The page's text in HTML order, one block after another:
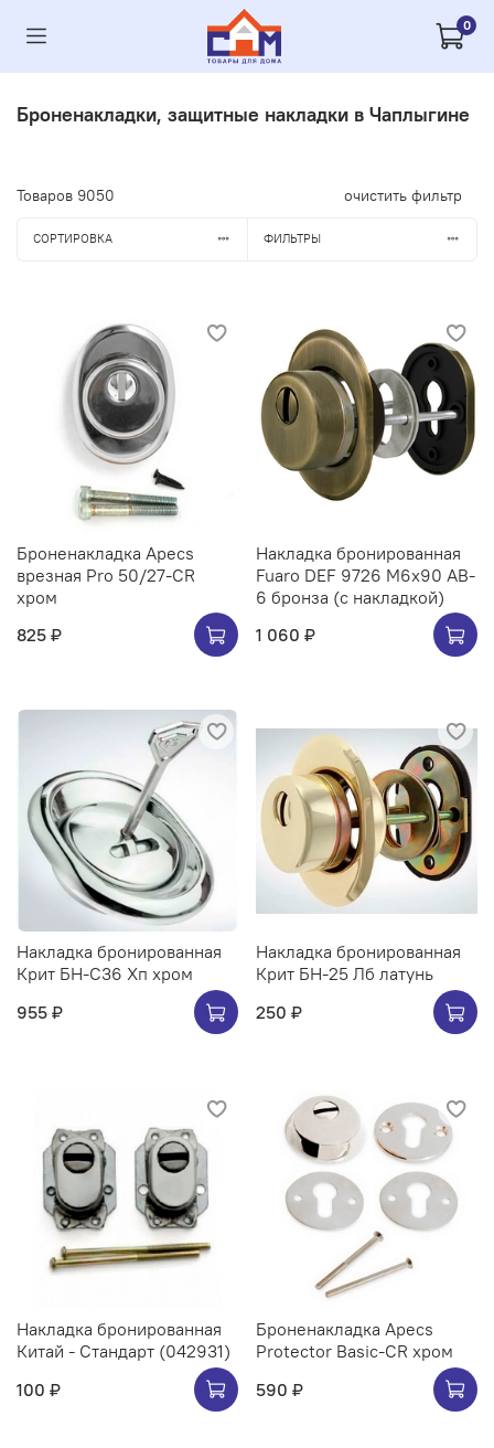
0
Броненакладки, защитные накладки в Чаплыгине
Товаров 9050 очистить фильтр
СОРТИРОВКА ФИЛЬТРЫ
Броненакладка Apecs
врезная Pro 50/27-CR
хром
825 ₽
Накладка бронированная
Fuaro DEF 9726 M6x90 AB-
6 бронза (с накладкой)
1 060 ₽
Накладка бронированная
Крит БН-С36 Хп хром
955 ₽
Накладка бронированная
Крит БН-25 Лб латунь
250 ₽
Накладка бронированная
Китай - Стандарт (042931)
100 ₽
Броненакладка Apecs
Protector Basic-CR хром
590 ₽